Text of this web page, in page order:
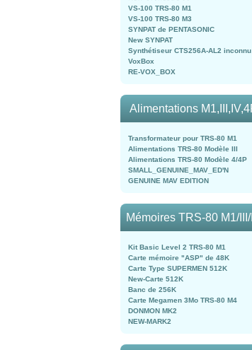
VS-100 TRS-80 M1
VS-100 TRS-80 M3
SYNPAT de PENTASONIC
New SYNPAT
Synthétiseur CTS256A-AL2 inconnu
VoxBox
RE-VOX_BOX
Alimentations
Transformateur pour TRS-80 M1
Alimentations TRS-80 Modèle III
Alimentations TRS-80 Modèle 4/4P
SMALL_GENUINE_MAV_ED'N
GENUINE MAV EDITION
Mémoires TRS-80 M1/
Kit Basic Level 2 TRS-80 M1
Carte mémoire "ASP" de 48K
Carte Type SUPERMEN 512K
New-Carte 512K
Banc de 256K
Carte Megamen 3Mo TRS-80 M4
DONMON MK2
NEW-MARK2